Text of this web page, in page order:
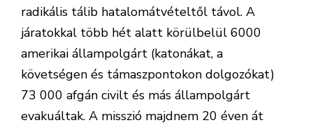
radikális tálib hatalomátvételtől távol. A
járatokkal több hét alatt körülbelül 6000
amerikai állampolgárt (katonákat, a
követségen és támaszpontokon dolgozókat)
73 000 afgán civilt és más állampolgárt
evakuáltak. A misszió majdnem 20 éven át